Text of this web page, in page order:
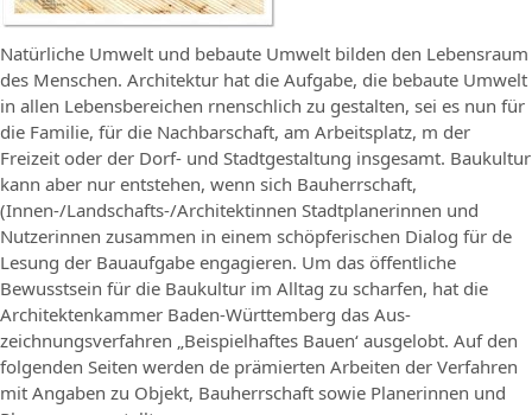
Natürliche Umwelt und bebaute Umwelt bilden den Lebensraum
des Menschen. Architektur hat die Aufgabe, die bebaute Umwelt
in allen Lebensbereichen rnenschlich zu gestalten, sei es nun für
die Familie, für die Nachbarschaft, am Arbeitsplatz, m der
Freizeit oder der Dorf- und Stadtgestaltung insgesamt. Baukultur
kann aber nur entstehen, wenn sich Bauherrschaft,
(Innen-/Landschafts-/Architektinnen Stadtplanerinnen und
Nutzerinnen zusammen in einem schöpferischen Dialog für de
Lesung der Bauaufgabe engagieren. Um das öffentliche
Bewusstsein für die Baukultur im Alltag zu scharfen, hat die
Architektenkammer Baden-Württemberg das Aus-
zeichnungsverfahren „Beispielhaftes Bauen‘ ausgelobt. Auf den
folgenden Seiten werden de prämierten Arbeiten der Verfahren
mit Angaben zu Objekt, Bauherrschaft sowie Planerinnen und